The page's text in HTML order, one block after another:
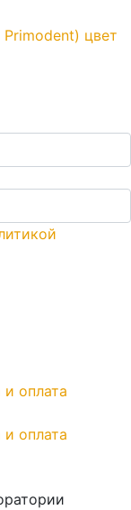
цвет
оплата
оплата